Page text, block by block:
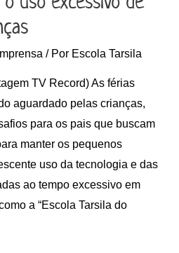
Imprensa / Por Escola Tarsila
TV Record) As férias
aguardado pelas crianças,
para os pais que buscam
manter os pequenos
uso da tecnologia e das
ao tempo excessivo em
a “Escola Tarsila do